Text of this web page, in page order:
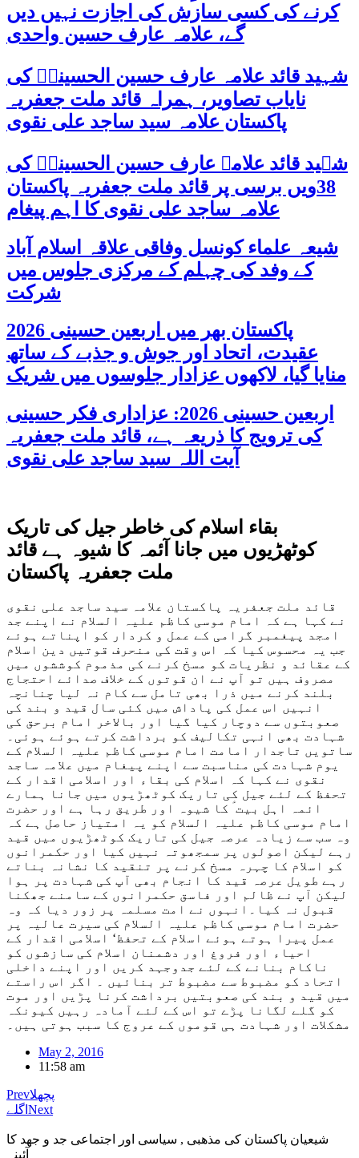
کرنے کی کسی سازش کی اجازت نہیں دیں
گے، علامہ عارف حسین واحدی
شہید قائد علامہ عارف حسین الحسینیؒ کی
نایاب تصاویر، ہمراہ قائد ملت جعفریہ
پاکستان علامہ سید ساجد علی نقوی
شہید قائد علامہ عارف حسین الحسینیؒ کی
38ویں برسی پر قائد ملت جعفریہ پاکستان
علامہ ساجد علی نقوی کا اہم پیغام
شیعہ علماء کونسل وفاقی علاقہ اسلام آباد
کے وفد کی چہلم کے مرکزی جلوس میں
شرکت
پاکستان بھر میں اربعین حسینی 2026
عقیدت، اتحاد اور جوش و جذبے کے ساتھ
منایا گیا، لاکھوں عزادار جلوسوں میں شریک
اربعین حسینی 2026: عزاداری فکر حسینی
کی ترویج کا ذریعہ ہے، قائد ملت جعفریہ
آیت اللہ سید ساجد علی نقوی
بقاء اسلام کی خاطر جیل کی تاریک
کوٹھڑیوں میں جانا آئمہ کا شیوہ ہے قائد
ملت جعفریہ پاکستان
قائد ملت جعفریہ پاکستان علامہ سید ساجد علی نقوی
نے کہا ہے کہ امام موسی کاظم علیہ السلام نے اپنے جد
امجد پیغمبر گرامی کے عمل و کردار کو اپناتے ہوئے
جب یہ محسوس کیا کہ اس وقت کی منحرف قوتیں دین اسلام
کے عقائد و نظریات کو مسخ کرنے کی مذموم کوششوں میں
مصروف ہیں تو آپ نے ان قوتوں کے خلاف صدائے احتجاج
بلند کرنے میں ذرا بھی تامل سے کام نہ لیا چنانچہ
انہیں اس عمل کی پاداش میں کئی سال قید و بند کی
صعوبتوں سے دوچار کیا گیا اور بالاخر امام برحق کی
شہادت بھی انہی تکالیف کو برداشت کرتے ہوئے ہوئی۔
ساتویں تاجدار امامت امام موسی کاظم علیہ السلام کے
یوم شہادت کی مناسبت سے اپنے پیغام میں علامہ ساجد
نقوی نے کہا کہ اسلام کی بقاء اور اسلامی اقدار کے
تحفظ کے لئے جیل کی تاریک کوٹھڑیوں میں جانا ہمارے
ائمہ اہل بیت ؑ کا شیوہ اور طریق رہا ہے اور حضرت
امام موسی کاظم علیہ السلام کو یہ امتیاز حاصل ہے کہ
وہ سب سے زیادہ عرصہ جیل کی تاریک کوٹھڑیوں میں قید
رہے لیکن اصولوں پر سمجھوتہ نہیں کیا اور حکمرانوں
کو اسلام کا چہرہ مسخ کرنے پر تنقید کا نشانہ بناتے
رہے طویل عرصہ قید کا انجام بھی آپ کی شہادت پر ہوا
لیکن آپ نے ظالم اور فاسق حکمرانوں کے سامنے جھکنا
قبول نہ کیا۔انہوں نے امت مسلمہ پر زور دیا کہ وہ
حضرت امام موسی کاظم علیہ السلام کی سیرت عالیہ پر
عمل پیرا ہوتے ہوئے اسلام کے تحفظ‘ اسلامی اقدار کے
احیاء اور فروغ اور دشمنان اسلام کی سازشوں کو
ناکام بنانے کے لئے جدوجہد کریں اور اپنے داخلی
اتحاد کو مضبوط سے مضبوط تر بنائیں ۔ اگر اس راستے
میں قید و بند کی صعوبتیں برداشت کرنا پڑیں اور موت
کو گلے لگانا پڑے تو اس کے لئے آمادہ رہیں کیونکہ
مشکلات اور شہادت ہی قوموں کے عروج کا سبب ہوتی ہیں۔
May 2, 2016
11:58 am
Prevپچھلا
اگلے Next
شیعیان پاکستان کی مذهبی , سیاسی اور اجتماعی جد و جهد کا
آئینہ